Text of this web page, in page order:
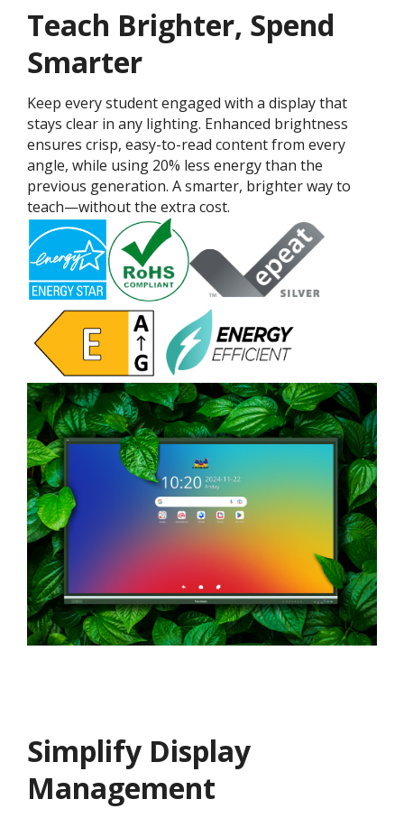
Teach Brighter, Spend
Smarter
Keep every student engaged with a display that
stays clear in any lighting. Enhanced brightness
ensures crisp, easy-to-read content from every
angle, while using 20% less energy than the
previous generation. A smarter, brighter way to
teach—without the extra cost.
Simplify Display
Management